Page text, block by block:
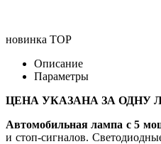
новинка TOP
Описание
Параметры
ЦЕНА УКАЗАНА ЗА ОДНУ
Автомобильная лампа с 5
и стоп-сигналов.